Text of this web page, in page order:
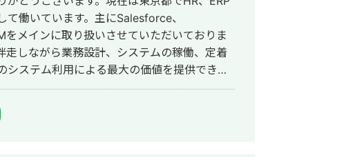
築〜 【プロジェクトサマリ】
築 ・奉行クラウドと連携し、事業部横断で正
整備 ・名刺管理であるSansanとCTIである
営業活動情報の集約を実現 ・スプレッドシ
イスし各事業部の商況をリアルタイムで観
働いています。主にSalesforce、
メインに取り扱いさせていただいておりま
走しながら業務設計、システムの稼働、定着
システム利用による最大の価値を提供できる
よろしくお願いいたします。